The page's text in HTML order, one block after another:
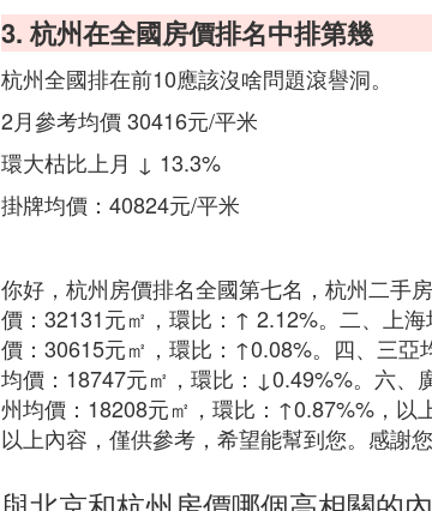
3. 杭州在全國房價排名中排第幾
杭州全國排在前10應該沒啥問題滾譽洞。
2月參考均價 30416元/平米
環大枯比上月 ↓ 13.3%
掛牌均價：40824元/平米
你好，杭州房價排名全國第七名，杭州二手
價：32131元㎡，環比：↑ 2.12%。二、上
價：30615元㎡，環比：↑0.08%。四、三
均價：18747元㎡，環比：↓0.49%%。六
州均價：18208元㎡，環比：↑0.87%%，以
以上內容，僅供參考，希望能幫到您。感謝